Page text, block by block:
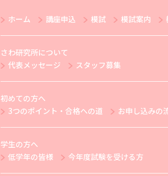
ホーム 講座申込 模試 模試案内
さわ研究所について
代表メッセージ
スタッフ募集
初めての方へ
3つのポイント・合格への道
お申し込みの
学生の方へ
低学年の皆様
今年度試験を受ける方